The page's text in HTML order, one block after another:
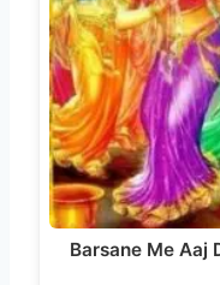
Barsane Me Aaj